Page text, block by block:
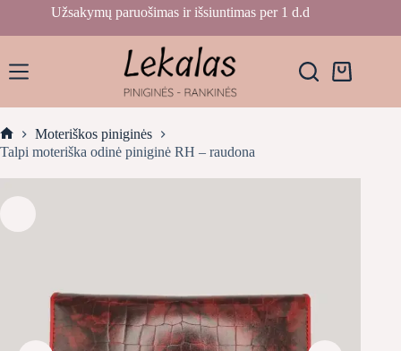
content
Užsakymų paruošimas ir išsiuntimas per 1 d.d
Krepšelis
Home
Moteriškos piniginės
Talpi moteriška odinė piniginė RH – raudona